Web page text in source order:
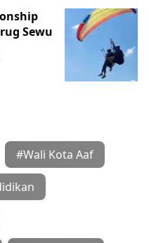
Sewu
#Wali Kota Aaf